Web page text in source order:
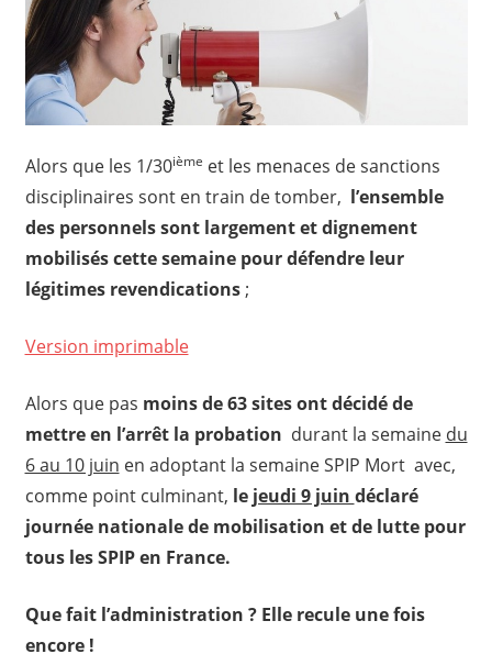
Alors que les 1/30ième et les menaces de sanctions
disciplinaires sont en train de tomber, l’ensemble
des personnels sont largement et dignement
mobilisés cette semaine pour défendre leur
légitimes revendications;
Version imprimable
Alors que pas moins de 63 sites ont décidé de
mettre en l’arrêt la probation durant la semaine du
6 au 10 juin en adoptant la semaine SPIP Mort avec,
comme point culminant, le jeudi 9 juin déclaré
journée nationale de mobilisation et de lutte pour
tous les SPIP en France.
Que fait l’administration ? Elle recule une fois
encore !